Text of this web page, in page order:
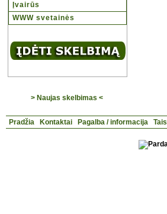
Įvairūs
WWW svetainės
> Naujas skelbimas <
Pradžia Kontaktai Pagalba / informacija